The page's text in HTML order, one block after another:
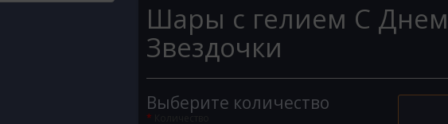
Шары с гелием С
Звездочки
Выберите количество